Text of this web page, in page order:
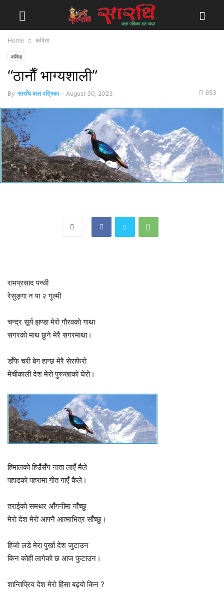
Home कविता
कविता
“ठानाैँ भाग्यशाली”
By सारथि बाल पत्रिका - August 30, 2023 653
रामप्रसाद पन्थी
रेसुङ्गा न पा २ गुल्मी
चन्द्र सूर्य झण्डा मेराे गाैरवकाे गाथा
सगरकाे माथ छुने मेरै सगरमाथा।
डाँफे चरी बेग हान्छ मेरै सेराफेराे
मेचीकाली देश मेराे पुरूखाकाे घेराे।
हिमालकाे हिउँसँग नाता लाएँ मैले
पहाडकाे पहरामा गीत गाएँ कैले।
तराईको समथर आँगनीमा नाँच्छु
मेराे देश मेराे आफ्नै आत्माभित्र साँच्छु।
हिजाे लडे मेरा पुर्खा देश जुटाउन
किन काेही लागेकाे छ आज फुटाउन।
शान्तिप्रिय देश मेराे हिंसा बढ्याे किन ?